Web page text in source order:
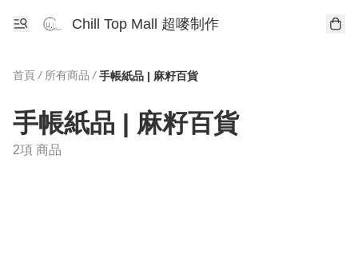
Chill Top Mall 超嘜制作
首頁 / 所有商品 / 手帳紙品 | 麻籽百貨
手帳紙品 | 麻籽百貨
2項 商品